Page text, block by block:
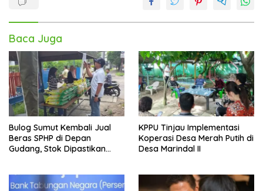
Baca Juga
Bulog Sumut Kembali Jual
Beras SPHP di Depan
Gudang, Stok Dipastikan
KPPU Tinjau Implementasi
Koperasi Desa Merah Putih di
Desa Marindal II